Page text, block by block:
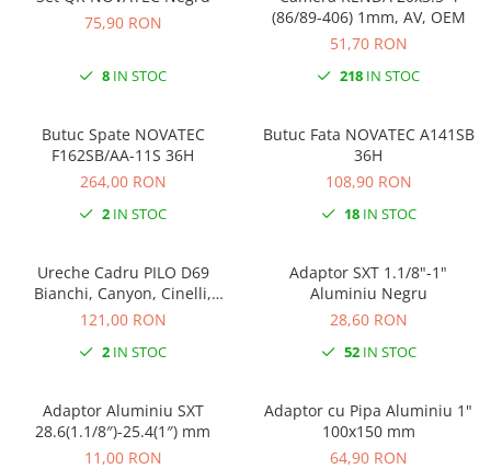
Cosuri pentru Biciclete
Mansoane
Pedale
Pedale SPD
Accesorii Pedale
Protectii Cadru
Antifurturi
Aparatori noroi
ZA Missinglink
Cabluri
Camere de bicicleta
Accesorii Camere
Coliere Șa
Accesorii Frane Hidraulice
Distantiere
Thru Axle
Saboti Frana
75,90 RON
8 IN STOC
(86/89-406) 1mm, AV, OEM
51,70 RON
218 IN STOC
Butuc Spate NOVATEC
F162SB/AA-11S 36H
264,00 RON
2 IN STOC
Butuc Fata NOVATEC A141SB
36H
108,90 RON
18IN STOC
Ureche Cadru PILO D69
Bianchi, Canyon, Cinelli,
Haibike, Kona, Ridley,
121,00 RON
2 IN STOC
Adaptor SXT 1.1/8"-1"
Aluminiu Negru
28,60 RON
52IN STOC
Adaptor Aluminiu SXT
28.6(1.1/8″)-25.4(1″) mm
11,00 RON
Adaptor cu Pipa Aluminiu 1"
100x150 mm
64,90 RON